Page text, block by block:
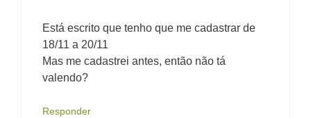
Está escrito que tenho que me cadastrar de
18/11 a 20/11
Mas me cadastrei antes, então não tá
valendo?
Responder